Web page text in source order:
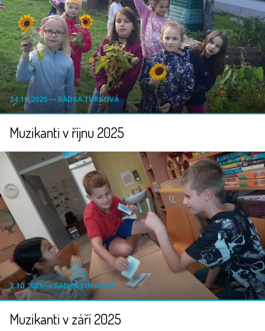
24.10.2025 ― RADKA TURKOVÁ
Muzikanti v říjnu 2025
2.10.2025 ― RADKA TURKOVÁ
Muzikanti v září 2025